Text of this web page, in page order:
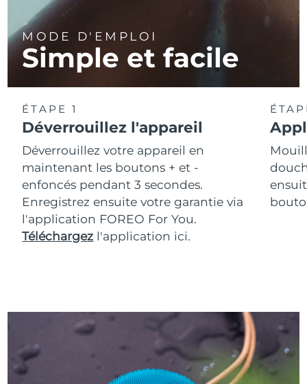
MODE D'EMPLOI
Simple et facile
ÉTAPE 1
Déverrouillez l'appareil
Déverrouillez votre appareil en
maintenant les boutons + et -
enfoncés pendant 3 secondes.
Enregistrez ensuite votre garantie via
l'application FOREO For You.
Téléchargez l'application ici.